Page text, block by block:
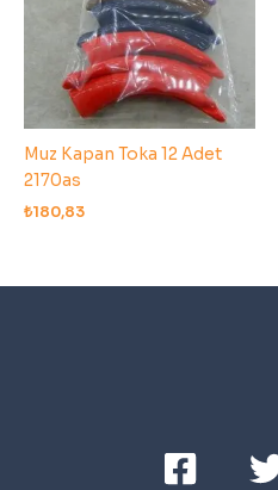
Muz Kapan Toka 12 Adet
2170as
₺180,83